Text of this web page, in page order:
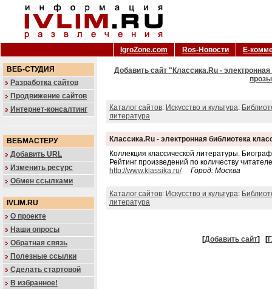
IgroZone.com Ros-Новости Е-
ВЕБ-СТУДИЯ
Разработка сайтов
Продвижение сайтов
Интернет-консалтинг
ВЕБМАСТЕРУ
Добавить URL
Изменить ресурс
Обмен ссылками
IVLIM.RU
О проекте
Наши опросы
Обратная связь
Полезные ссылки
Сделать стартовой
В избранное!
Добавить сайт "Классика.Ru -
Каталог сайтов: Искусство и культура:
литература
Классика.Ru - электронная библиотека
Коллекция классической литературы.
Рейтинг произведений по количеству
http://www.klassika.ru/
Город: Москва
Каталог сайтов: Искусство и культура:
литература
[Добавить сайт] [